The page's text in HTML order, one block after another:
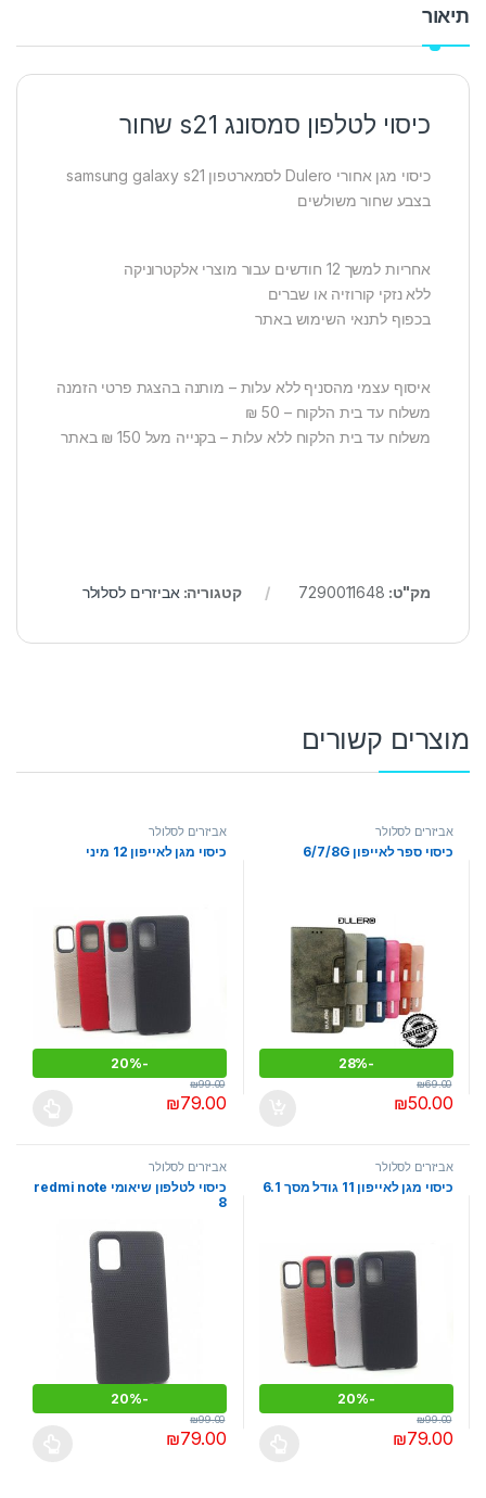
תיאור
כיסוי לטלפון סמסונג s21 שחור
כיסוי מגן אחורי Dulero לסמארטפון samsung galaxy s21
בצבע שחור משולשים
אחריות למשך 12 חודשים עבור מוצרי אלקטרוניקה
ללא נזקי קורוזיה או שברים
בכפוף לתנאי השימוש באתר
איסוף עצמי מהסניף ללא עלות – מותנה בהצגת פרטי הזמנה
משלוח עד בית הלקוח – 50 ₪
משלוח עד בית הלקוח ללא עלות – בקנייה מעל 150 ₪ באתר
מק"ט: 7290011648 קטגוריה: אביזרים לסלולר
מוצרים קשורים
אביזרים לסלולר
כיסוי ספר לאייפון 6/7/8G
-
28%
₪50.00
₪69.00
אביזרים לסלולר
כיסוי מגן לאייפון 12 מיני
-
20%
₪79.00
₪99.00
אביזרים לסלולר
כיסוי מגן לאייפון 11 גודל מסך 6.1
-
20%
₪79.00
₪99.00
אביזרים לסלולר
כיסוי לטלפון שיאומי redmi note
8
-
20%
₪79.00
₪99.00